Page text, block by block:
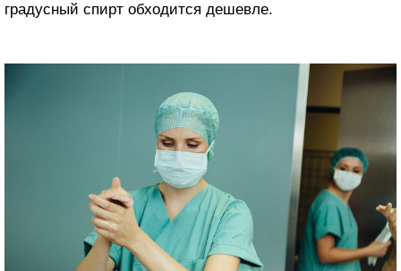
градусный спирт обходится дешевле.